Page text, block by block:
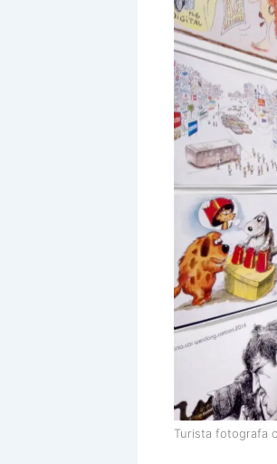
Turista fotografa